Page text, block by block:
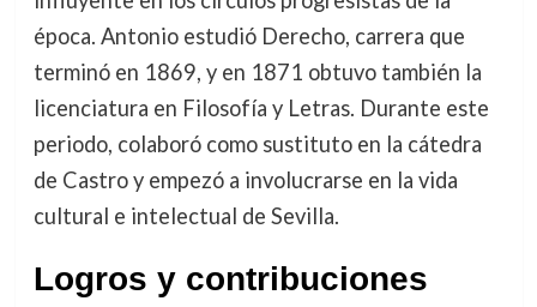
época. Antonio estudió Derecho, carrera que
terminó en 1869, y en 1871 obtuvo también la
licenciatura en Filosofía y Letras. Durante este
periodo, colaboró como sustituto en la cátedra
de Castro y empezó a involucrarse en la vida
cultural e intelectual de Sevilla.
Logros y contribuciones